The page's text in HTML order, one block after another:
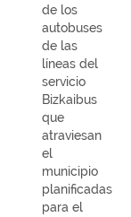
de los
autobuses
de las
líneas del
servicio
Bizkaibus
que
atraviesan
el
municipio
planificadas
para el